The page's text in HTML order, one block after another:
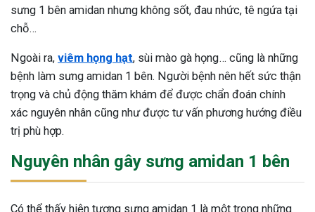
sưng 1 bên amidan nhưng không sốt, đau nhức, tê ngứa tại
chỗ…
Ngoài ra, viêm họng hạt, sùi mào gà họng… cũng là những
bệnh làm sưng amidan 1 bên. Người bệnh nên hết sức thận
trọng và chủ động thăm khám để được chẩn đoán chính
xác nguyên nhân cũng như được tư vấn phương hướng điều
trị phù hợp.
Nguyên nhân gây sưng amidan 1 bên
Có thể thấy hiện tượng sưng amidan 1 là một trong những